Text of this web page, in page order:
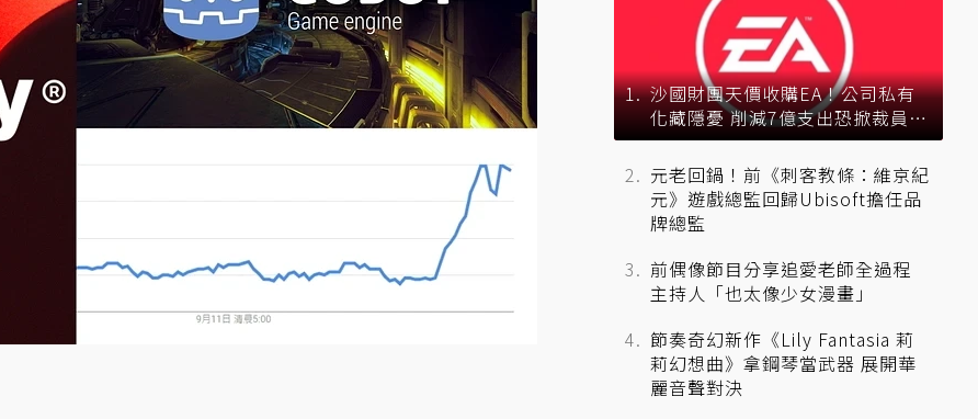
沙國財團天價收購EA！公司私有
化藏隱憂 削減7億支出恐掀裁員風
暴？
元老回鍋！前《刺客教條：維京紀
元》遊戲總監回歸Ubisoft擔任品
牌總監
前偶像節目分享追愛老師全過程
主持人「也太像少女漫畫」
節奏奇幻新作《Lily Fantasia 莉
莉幻想曲》拿鋼琴當武器 展開華
麗音聲對決